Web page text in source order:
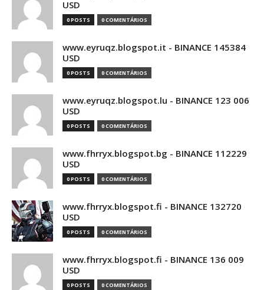
USD
0 POSTS 0 COMENTÁRIOS
www.eyruqz.blogspot.it - BINANCE 145384
USD
0 POSTS 0 COMENTÁRIOS
www.eyruqz.blogspot.lu - BINANCE 123 006
USD
0 POSTS 0 COMENTÁRIOS
www.fhrryx.blogspot.bg - BINANCE 112229
USD
0 POSTS 0 COMENTÁRIOS
www.fhrryx.blogspot.fi - BINANCE 132720
USD
0 POSTS 0 COMENTÁRIOS
www.fhrryx.blogspot.fi - BINANCE 136 009
USD
0 POSTS 0 COMENTÁRIOS